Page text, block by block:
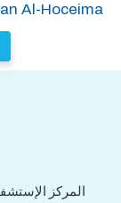
Al-Hoceima.
المركز